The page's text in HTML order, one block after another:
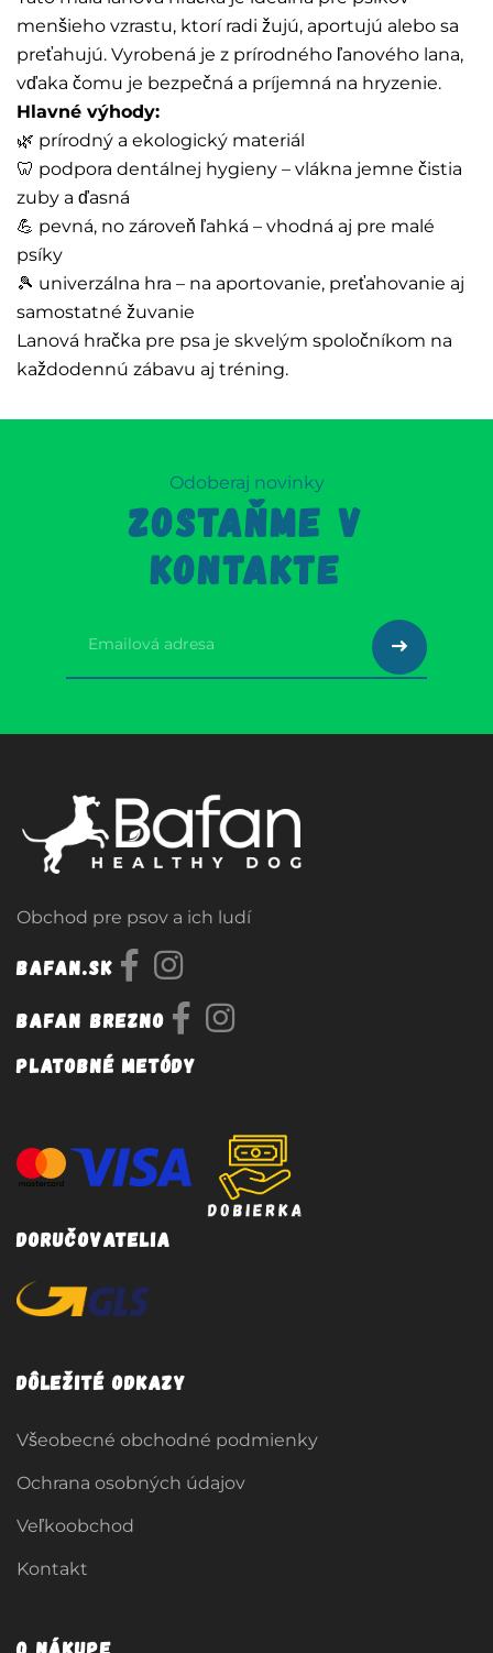
menšieho vzrastu, ktorí radi žujú, aportujú alebo sa
preťahujú. Vyrobená je z prírodného ľanového lana,
vďaka čomu je bezpečná a príjemná na hryzenie.
Hlavné výhody:
🌿 prírodný a ekologický materiál
🦷 podpora dentálnej hygieny – vlákna jemne čistia
zuby a ďasná
💪 pevná, no zároveň ľahká – vhodná aj pre malé
psíky
🎾 univerzálna hra – na aportovanie, preťahovanie aj
samostatné žuvanie
Lanová hračka pre psa je skvelým spoločníkom na
každodennú zábavu aj tréning.
Odoberaj novinky
ZOSTAŇME V
KONTAKTE
Obchod pre psov a ich ludí
Bafan.sk
Bafan Brezno
Platobné metódy
Doručovatelia
Dôležité odkazy
Všeobecné obchodné podmienky
Ochrana osobných údajov
Veľkoobchod
Kontakt